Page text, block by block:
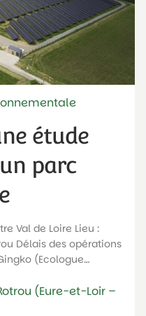
étude
parc
Val de Loire Lieu :
Délais des opérations
(Ecologue…
(Eure-et-Loir –